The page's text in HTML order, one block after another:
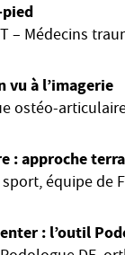
– Médecins
vu à l’imagerie
ostéo-
: approche
sport, équipe de
: l’outil